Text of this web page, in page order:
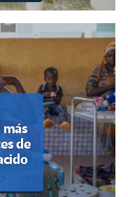
más
de